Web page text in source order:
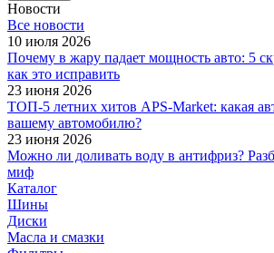
Новости
Все новости
10 июля 2026
Почему в жару падает мощность авто: 5
как это исправить
23 июня 2026
ТОП-5 летних хитов APS-Market: какая
вашему автомобилю?
23 июня 2026
Можно ли доливать воду в антифриз?
миф
Каталог
Шины
Диски
Масла и смазки